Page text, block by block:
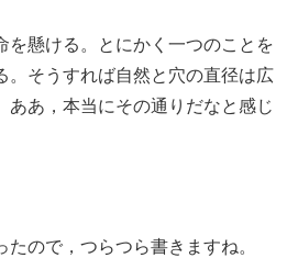
を懸ける。とにかく一つのことを
。そうすれば自然と穴の直径は広
ああ，本当にその通りだなと感じ
ので，つらつら書きますね。